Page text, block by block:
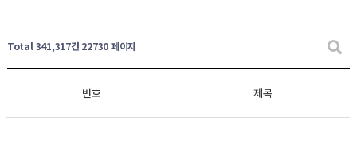
Total 341,317건 22730 페이지
번호 제목